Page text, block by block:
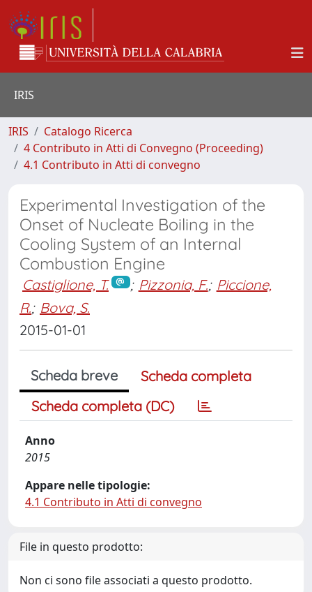
IRIS
IRIS
Catalogo Ricerca
4 Contributo in Atti di Convegno (Proceeding)
4.1 Contributo in Atti di convegno
Experimental Investigation of the
Onset of Nucleate Boiling in the
Cooling System of an Internal
Combustion Engine
Castiglione, T. ; Pizzonia, F.; Piccione,
R.; Bova, S.
2015-01-01
Scheda breve
Scheda completa
Scheda completa (DC)
Anno
2015
Appare nelle tipologie:
4.1 Contributo in Atti di convegno
File in questo prodotto:
Non ci sono file associati a questo prodotto.